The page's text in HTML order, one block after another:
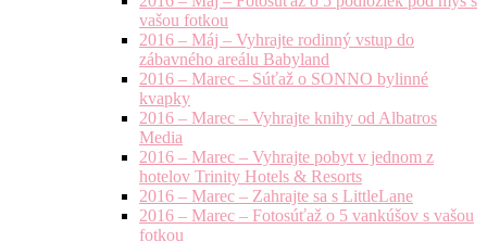
vašou fotkou
2016 – Máj – Vyhrajte rodinný vstup do
zábavného areálu Babyland
2016 – Marec – Súťaž o SONNO bylinné
kvapky
2016 – Marec – Vyhrajte knihy od Albatros
Media
2016 – Marec – Vyhrajte pobyt v jednom z
hotelov Trinity Hotels & Resorts
2016 – Marec – Zahrajte sa s LittleLane
2016 – Marec – Fotosúťaž o 5 vankúšov s vašou
fotkou